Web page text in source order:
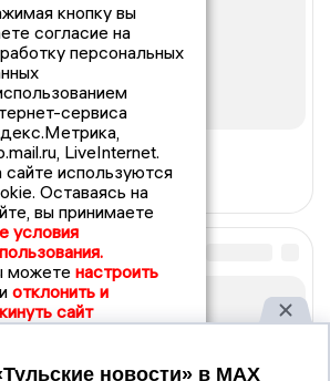
кнопку вы
согласие на
персональных
сервиса
LiveInternet.
сайте используются
Оставаясь на
вы принимаете
условия
можете настроить
отклонить и
сайт
Принять